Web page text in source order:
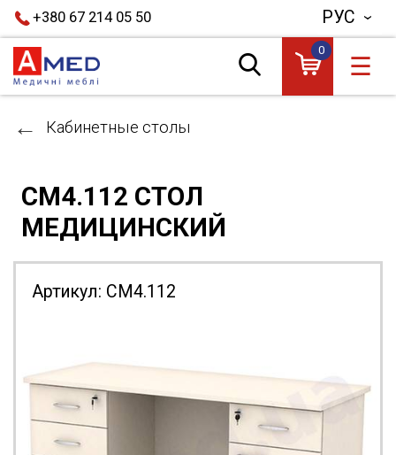
+380 67 214 05 50 РУС
0
☰
Кабинетные столы
СМ4.112 СТОЛ
МЕДИЦИНСКИЙ
Артикул: СМ4.112